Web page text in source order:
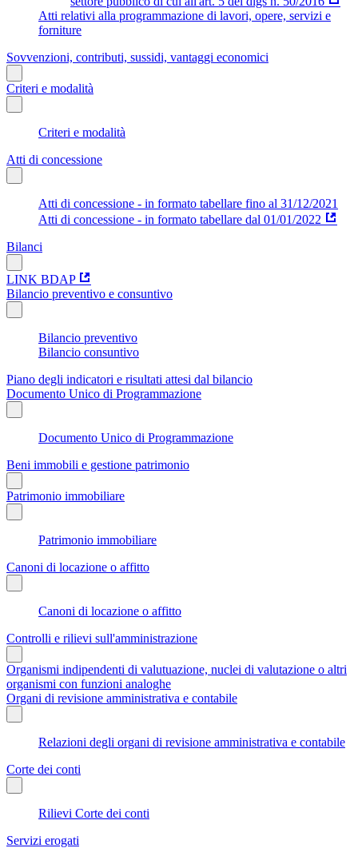
Atti relativi alla programmazione di lavori, opere, servizi e
forniture
Sovvenzioni, contributi, sussidi, vantaggi economici
Criteri e modalità
Criteri e modalità
Atti di concessione
Atti di concessione - in formato tabellare fino al 31/12/2021
Atti di concessione - in formato tabellare dal 01/01/2022
Bilanci
LINK BDAP
Bilancio preventivo e consuntivo
Bilancio preventivo
Bilancio consuntivo
Piano degli indicatori e risultati attesi dal bilancio
Documento Unico di Programmazione
Documento Unico di Programmazione
Beni immobili e gestione patrimonio
Patrimonio immobiliare
Patrimonio immobiliare
Canoni di locazione o affitto
Canoni di locazione o affitto
Controlli e rilievi sull'amministrazione
Organismi indipendenti di valutuazione, nuclei di valutazione o altri
organismi con funzioni analoghe
Organi di revisione amministrativa e contabile
Relazioni degli organi di revisione amministrativa e contabile
Corte dei conti
Rilievi Corte dei conti
Servizi erogati